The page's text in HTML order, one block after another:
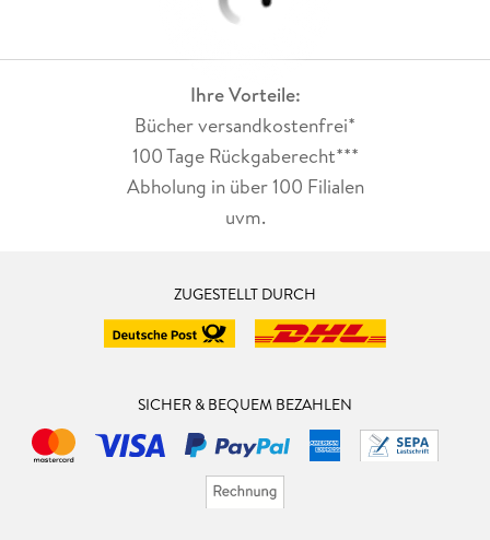
Ihre Vorteile:
Bücher versandkostenfrei*
100 Tage Rückgaberecht***
Abholung in über 100 Filialen
uvm.
ZUGESTELLT DURCH
SICHER & BEQUEM BEZAHLEN